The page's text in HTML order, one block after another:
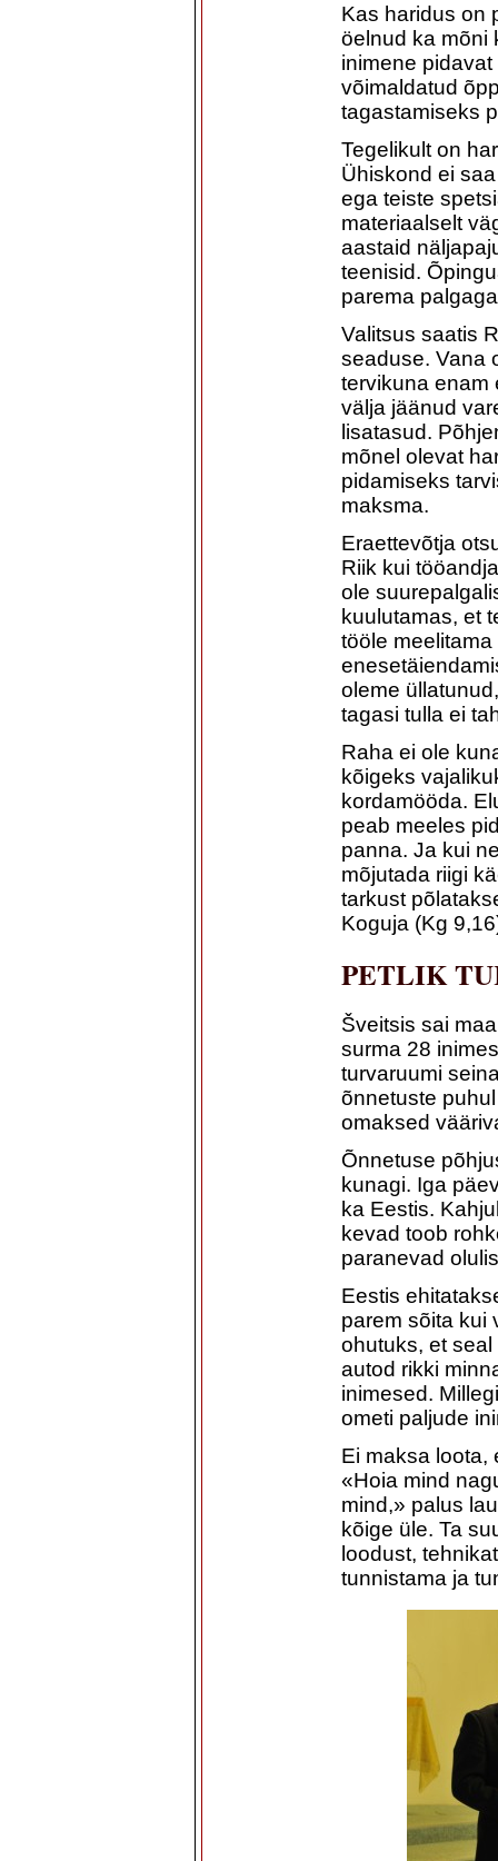
Kas haridus on
öelnud ka mõni
inimene
võimaldatud
tagastamiseks
Tegelikult on
Ühiskond ei
ega teiste
materiaalselt
aastaid
teenisid.
parema
Valitsus saatis
seaduse. Vana
tervikuna enam
välja jäänud
lisatasud.
mõnel olevat
pidamiseks
maksma.
Eraettevõtja
Riik kui
ole
kuulutamas, et
tööle
oleme
tagasi tulla ei
Raha ei ole
kõigeks
kordamööda.
peab meeles
panna. Ja kui
mõjutada riigi
tarkust
Koguja (Kg
PETLIK
Šveitsis sai
surma 28
turvaruumi
õnnetuste
omaksed
Õnnetuse
kunagi. Iga
ka Eestis.
kevad toob
paranevad
Eestis
parem sõita kui
ohutuks, et
autod rikki
inimesed.
ometi paljude
Ei maksa loota,
«Hoia mind
mind,» palus
kõige üle. Ta
loodust,
tunnistama ja